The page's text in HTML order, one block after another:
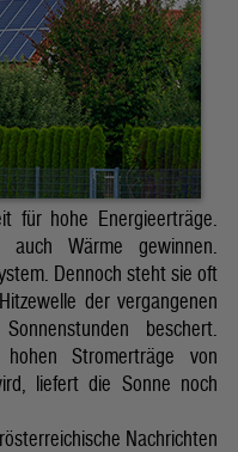
für hohe Energieerträge.
Wärme gewinnen.
Dennoch steht sie oft
der vergangenen
beschert.
Stromerträge von
liefert die Sonne noch
Nachrichten